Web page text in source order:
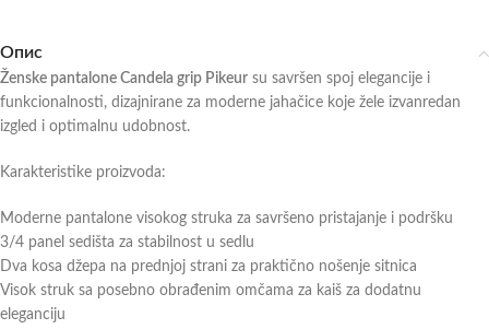
Опис
Ženske pantalone Candela grip Pikeur su savršen spoj elegancije i
funkcionalnosti, dizajnirane za moderne jahačice koje žele izvanredan
izgled i optimalnu udobnost.
Karakteristike proizvoda:
Moderne pantalone visokog struka za savršeno pristajanje i podršku
3/4 panel sedišta za stabilnost u sedlu
Dva kosa džepa na prednjoj strani za praktično nošenje sitnica
Visok struk sa posebno obrađenim omčama za kaiš za dodatnu
eleganciju